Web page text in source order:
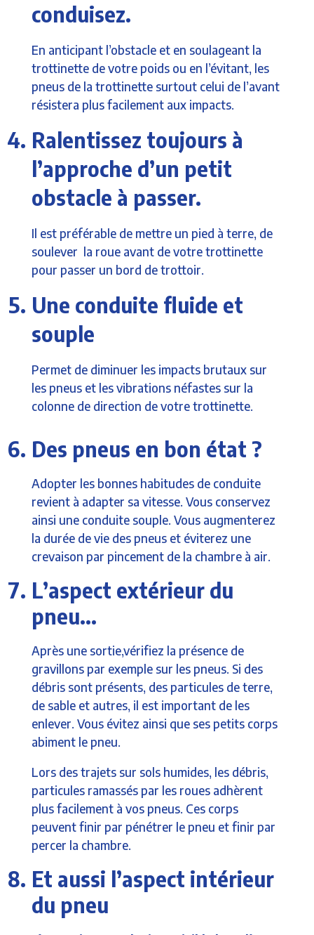
conduisez.
En anticipant l’obstacle et en soulageant la
trottinette de votre poids ou en l’évitant, les
pneus de la trottinette surtout celui de l’avant
résistera plus facilement aux impacts.
Ralentissez toujours à
l’approche d’un petit
obstacle à passer.
Il est préférable de mettre un pied à terre, de
soulever la roue avant de votre trottinette
pour passer un bord de trottoir.
Une conduite fluide et
souple
Permet de diminuer les impacts brutaux sur
les pneus et les vibrations néfastes sur la
colonne de direction de votre trottinette.
Des pneus en bon état ?
Adopter les bonnes habitudes de conduite
revient à adapter sa vitesse. Vous conservez
ainsi une conduite souple. Vous augmenterez
la durée de vie des pneus et éviterez une
crevaison par pincement de la chambre à air.
L’aspect extérieur du
pneu…
Après une sortie,vérifiez la présence de
gravillons par exemple sur les pneus. Si des
débris sont présents, des particules de terre,
de sable et autres, il est important de les
enlever. Vous évitez ainsi que ses petits corps
abiment le pneu.
Lors des trajets sur sols humides, les débris,
particules ramassés par les roues adhèrent
plus facilement à vos pneus. Ces corps
peuvent finir par pénétrer le pneu et finir par
percer la chambre.
Et aussi l’aspect intérieur
du pneu